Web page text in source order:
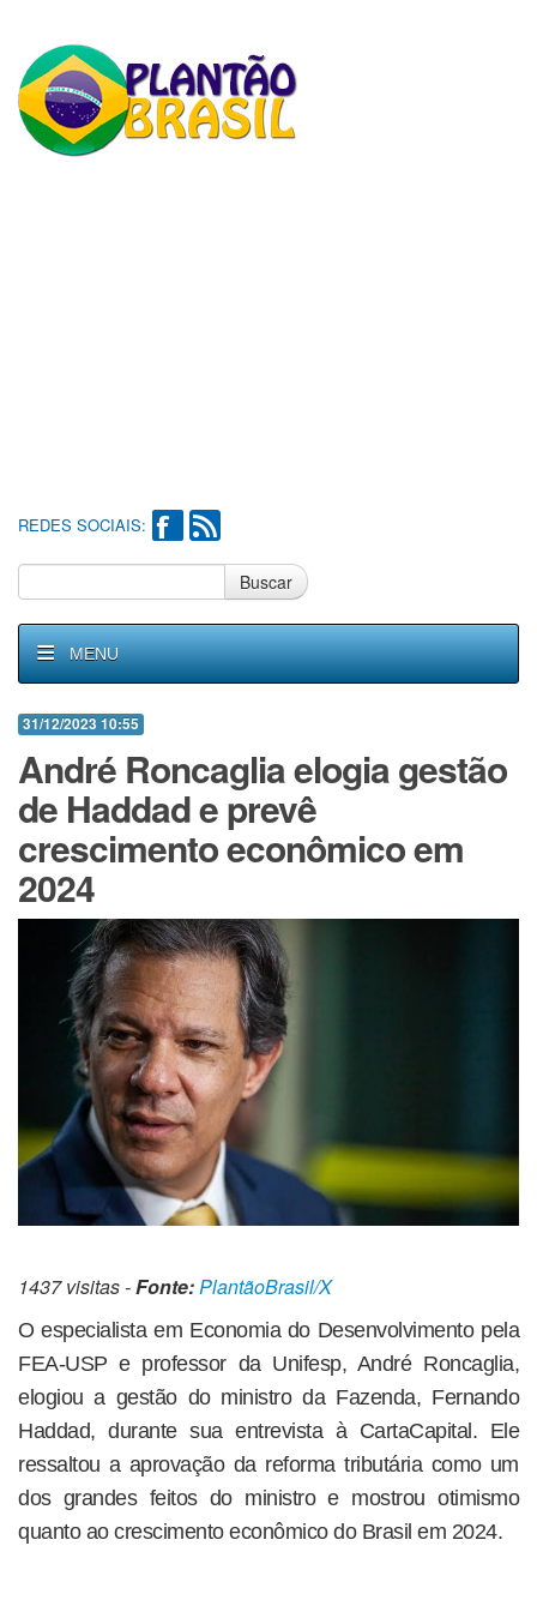
REDES SOCIAIS:
Buscar
MENU
31/12/2023 10:55
André Roncaglia elogia gestão
de Haddad e prevê
crescimento econômico em
2024
1437 visitas -Fonte:PlantãoBrasil/X
O especialista em Economia do Desenvolvimento pela
FEA-USP e professor da Unifesp, André Roncaglia,
elogiou a gestão do ministro da Fazenda, Fernando
Haddad, durante sua entrevista à CartaCapital. Ele
ressaltou a aprovação da reforma tributária como um
dos grandes feitos do ministro e mostrou otimismo
quanto ao crescimento econômico do Brasil em 2024.